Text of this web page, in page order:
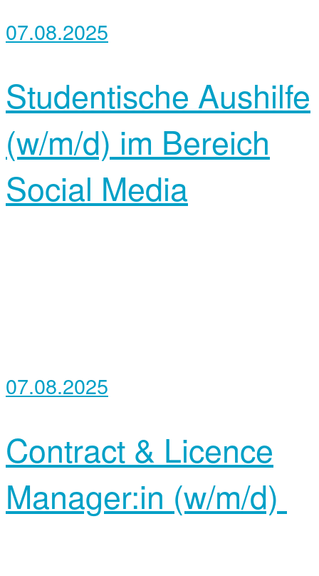
07.08.2025
Studentische Aushilfe
(w/m/d) im Bereich
Social Media
07.08.2025
Contract & Licence
Manager:in (w/m/d)